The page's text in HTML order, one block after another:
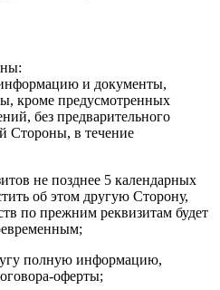
и документы,
кроме предусмотренных
без предварительного
Стороны, в течение
не позднее 5 календарных
об этом другую Сторону,
по прежним реквизитам будет
полную информацию,
оферты;